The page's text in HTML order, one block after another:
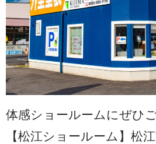
体感ショールームにぜひ
【松江ショールーム】松